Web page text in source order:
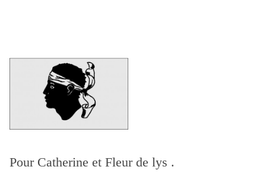
Pour Catherine et Fleur de lys .